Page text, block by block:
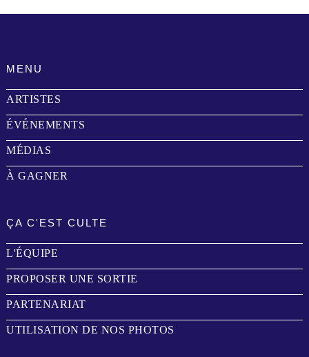
MENU
ARTISTES
ÉVÉNEMENTS
MÉDIAS
À GAGNER
ÇA C'EST CULTE
L'ÉQUIPE
PROPOSER UNE SORTIE
PARTENARIAT
UTILISATION DE NOS PHOTOS